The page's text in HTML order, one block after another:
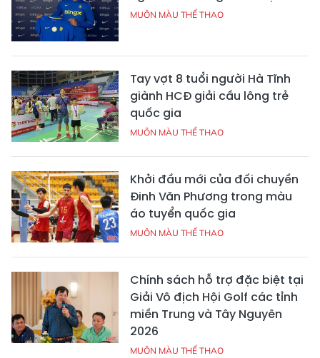
MUÔN MÀU THỂ THAO
Tay vợt 8 tuổi người Hà Tĩnh
giành HCĐ giải cầu lông trẻ
quốc gia
MUÔN MÀU THỂ THAO
Khởi đầu mới của đối chuyền
Đinh Văn Phương trong màu
áo tuyển quốc gia
MUÔN MÀU THỂ THAO
Chính sách hỗ trợ đặc biệt tại
Giải Vô địch Hội Golf các tỉnh
miền Trung và Tây Nguyên
2026
MUÔN MÀU THỂ THAO